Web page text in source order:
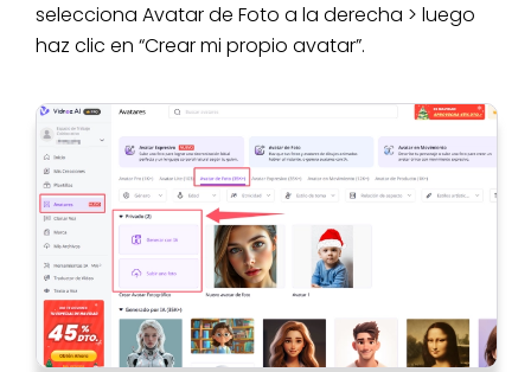
selecciona Avatar de Foto a la derecha > luego
haz clic en “Crear mi propio avatar”.